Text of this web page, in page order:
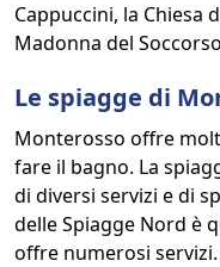
Cappuccini, la Chiesa
Madonna del
Le spiagge di
Monterosso offre
fare il bagno. La
di diversi servizi e di
delle Spiagge Nord è
offre numerosi